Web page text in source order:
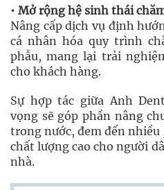
• Mở rộng hệ sinh thái
Nâng cấp dịch vụ định
cá nhân hóa quy trình
phẫu, mang lại trải
cho khách hàng.
Sự hợp tác giữa Anh
vọng sẽ góp phần nâng
trong nước, đem đến
chất lượng cao cho người
nhà.